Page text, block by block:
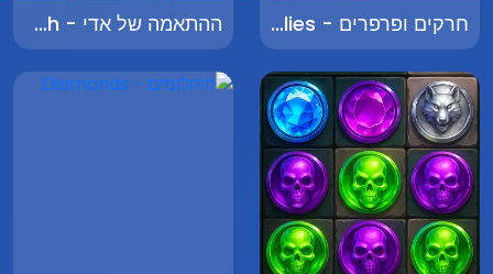
חרקים ופרפרים - Bugs and Butterflies ההתאמה של אדי - Eddie's Match